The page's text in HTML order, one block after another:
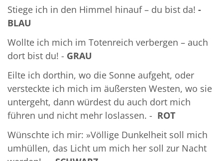
Stiege ich in den Himmel hinauf – du bist da! -
BLAU
Wollte ich mich im Totenreich verbergen – auch
dort bist du! - GRAU
Eilte ich dorthin, wo die Sonne aufgeht, oder
versteckte ich mich im äußersten Westen, wo sie
untergeht, dann würdest du auch dort mich
führen und nicht mehr loslassen. - ROT
Wünschte ich mir: »Völlige Dunkelheit soll mich
umhüllen, das Licht um mich her soll zur Nacht